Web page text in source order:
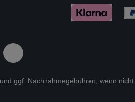
und ggf. Nachnahmegebühren, wenn nicht